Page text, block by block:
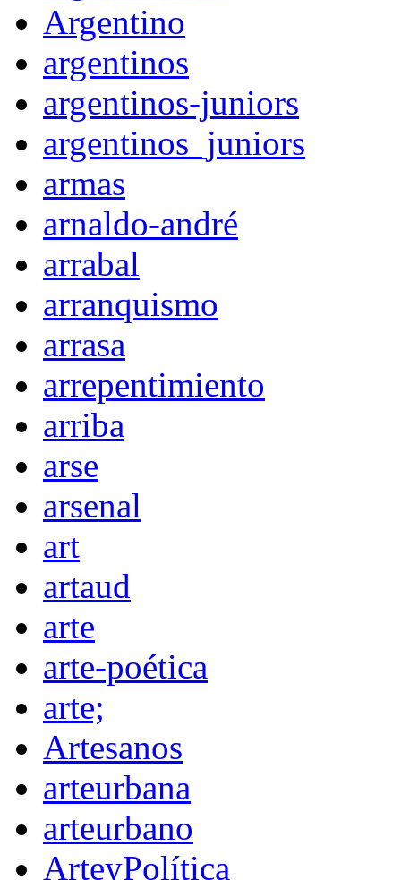
Argentino
argentinos
argentinos-juniors
argentinos_juniors
armas
arnaldo-andré
arrabal
arranquismo
arrasa
arrepentimiento
arriba
arse
arsenal
art
artaud
arte
arte-poética
arte;
Artesanos
arteurbana
arteurbano
ArteyPolítica